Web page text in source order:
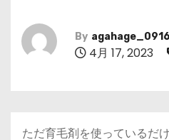
By agahage_0916
4月 17, 2023
ただ育毛剤を使っているだ